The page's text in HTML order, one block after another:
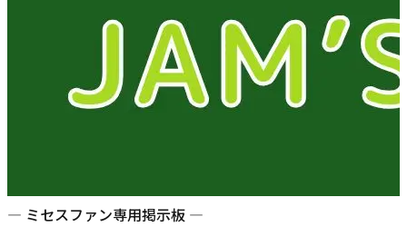
— ミセスファン専用掲示板 —